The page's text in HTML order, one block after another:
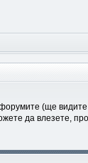
(ще
да